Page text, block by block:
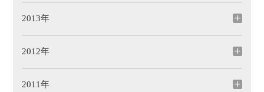
2013年
2012年
2011年